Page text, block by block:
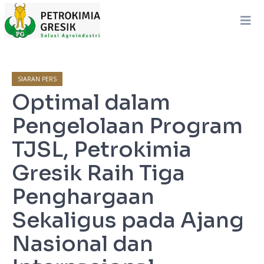
SIARAN PERS
Optimal dalam
Pengelolaan Program
TJSL, Petrokimia
Gresik Raih Tiga
Penghargaan
Sekaligus pada Ajang
Nasional dan